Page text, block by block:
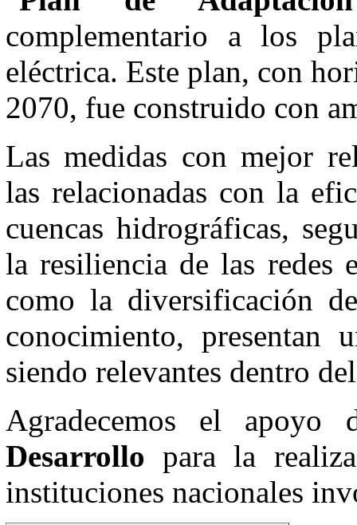
complementario a los
eléctrica. Este plan, con
2070, fue construido con
Las medidas con mejor
las relacionadas con la
cuencas hidrográficas,
la resiliencia de las redes
como la diversificación
conocimiento, presentan
siendo relevantes dentro
Agradecemos el
Desarrollo para la
instituciones nacionales